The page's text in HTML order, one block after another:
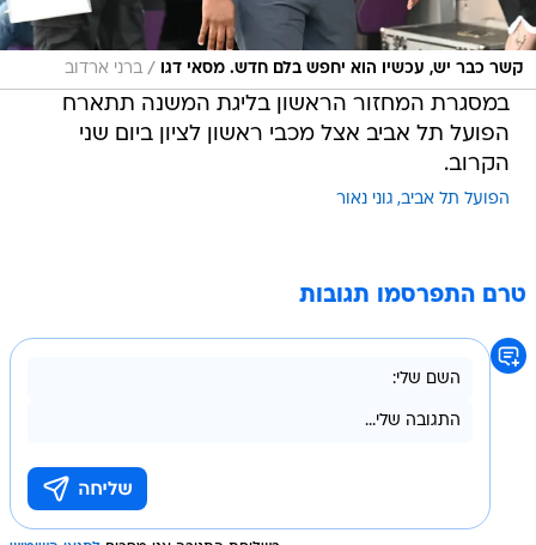
קשר כבר יש, עכשיו הוא יחפש בלם חדש. מסאי דגו / ברני ארדוב
במסגרת המחזור הראשון בליגת המשנה תתארח
הפועל תל אביב אצל מכבי ראשון לציון ביום שני
הקרוב.
הפועל תל אביב גוני נאור
טרם התפרסמו תגובות